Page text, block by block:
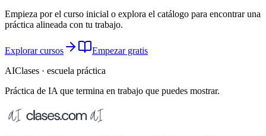
Empieza por el curso inicial o explora el catálogo para encontrar una
práctica alineada con tu trabajo.
Explorar cursos
Empezar gratis
AIClases · escuela práctica
Práctica de IA que termina en trabajo que puedes mostrar.